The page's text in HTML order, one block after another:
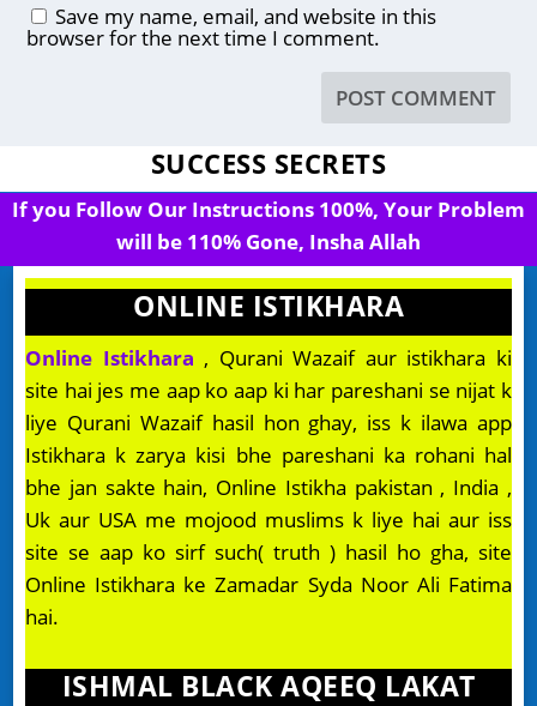
Save my name, email, and website in this
browser for the next time I comment.
SUCCESS SECRETS
If you Follow Our Instructions 100%, Your Problem
will be 110% Gone, Insha Allah
ONLINE ISTIKHARA
Online Istikhara , Qurani Wazaif aur istikhara ki
site hai jes me aap ko aap ki har pareshani se nijat k
liye Qurani Wazaif hasil hon ghay, iss k ilawa app
Istikhara k zarya kisi bhe pareshani ka rohani hal
bhe jan sakte hain, Online Istikha pakistan , India ,
Uk aur USA me mojood muslims k liye hai aur iss
site se aap ko sirf such( truth ) hasil ho gha, site
Online Istikhara ke Zamadar Syda Noor Ali Fatima
hai.
ISHMAL BLACK AQEEQ LAKAT